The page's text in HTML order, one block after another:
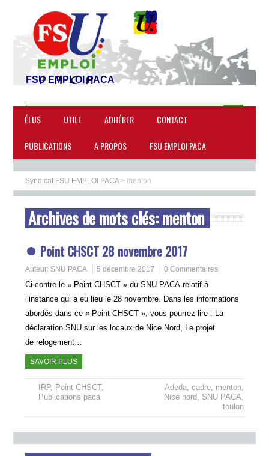
FSU EMPLOI PACA
ÉLUS UTILE ADHÉRER CONTACT
PUBLICATIONS A PROPOS FSU EMPLOI PACA
Syndicat FSU EMPLOI PACA> menton
Archives de mots clés:menton
Point CHSCT 28 novembre 2017
Auteur: SNU PACA 5 décembre 2017 0 Commentaires
Ci-contre le « Point CHSCT » du SNU PACA relatif à
l’instance qui a eu lieu le 28 novembre. Dans les informations
abordés dans ce « Point CHSCT », vous pourrez lire : La
déclaration SNU sur les locaux de Nice Nord, Le projet
de relogement…
SAVOIR PLUS
IRP, Point CHSCT,
Publications paca
Adeda, cadre, menton,
Nice nord, SNU PACA,
toulon